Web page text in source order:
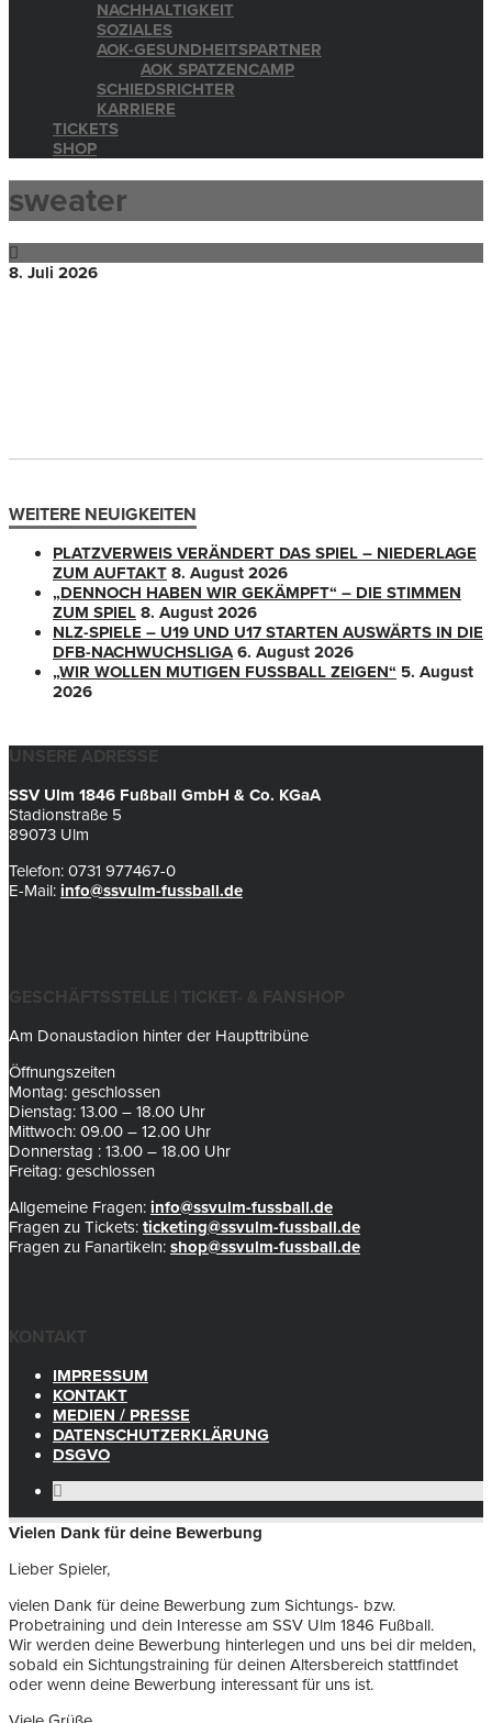
NACHHALTIGKEIT
SOZIALES
AOK-GESUNDHEITSPARTNER
AOK SPATZENCAMP
SCHIEDSRICHTER
KARRIERE
TICKETS
SHOP
sweater
8. Juli 2026
WEITERE NEUIGKEITEN
PLATZVERWEIS VERÄNDERT DAS SPIEL – NIEDERLAGE
ZUM AUFTAKT 8. August 2026
„DENNOCH HABEN WIR GEKÄMPFT“ – DIE STIMMEN
ZUM SPIEL 8. August 2026
NLZ-SPIELE – U19 UND U17 STARTEN AUSWÄRTS IN DIE
DFB-NACHWUCHSLIGA 6. August 2026
„WIR WOLLEN MUTIGEN FUSSBALL ZEIGEN“
5. August
2026
UNSERE ADRESSE
SSV Ulm 1846 Fußball GmbH & Co. KGaA
Stadionstraße 5
89073 Ulm
Telefon: 0731 977467-0
E-Mail: info@ssvulm-fussball.de
GESCHÄFTSSTELLE | TICKET- & FANSHOP
Am Donaustadion hinter der Haupttribüne
Öffnungszeiten
Montag: geschlossen
Dienstag: 13.00 – 18.00 Uhr
Mittwoch: 09.00 – 12.00 Uhr
Donnerstag : 13.00 – 18.00 Uhr
Freitag: geschlossen
Allgemeine Fragen: info@ssvulm-fussball.de
Fragen zu Tickets: ticketing@ssvulm-fussball.de
Fragen zu Fanartikeln: shop@ssvulm-fussball.de
KONTAKT
IMPRESSUM
KONTAKT
MEDIEN / PRESSE
DATENSCHUTZERKLÄRUNG
DSGVO
Vielen Dank für deine Bewerbung
Lieber Spieler,
vielen Dank für deine Bewerbung zum Sichtungs- bzw.
Probetraining und dein Interesse am SSV Ulm 1846 Fußball.
Wir werden deine Bewerbung hinterlegen und uns bei dir melden,
sobald ein Sichtungstraining für deinen Altersbereich stattfindet
oder wenn deine Bewerbung interessant für uns ist.